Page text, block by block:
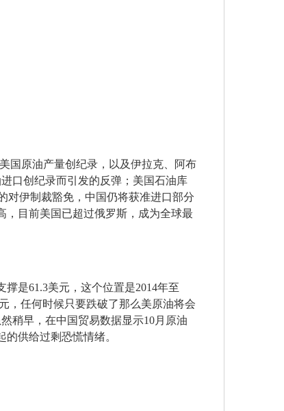
国原油产量创纪录，以及伊拉克、阿布
口创纪录而引发的反弹；美国石油库
对伊制裁豁免，中国仍将获准进口部分
，目前美国已超过俄罗斯，成为全球最
是61.3美元，这个位置是2014年至
，任何时候只要跌破了那么美原油将会
稍早，在中国贸易数据显示10月原油
供给过剩恐慌情绪。